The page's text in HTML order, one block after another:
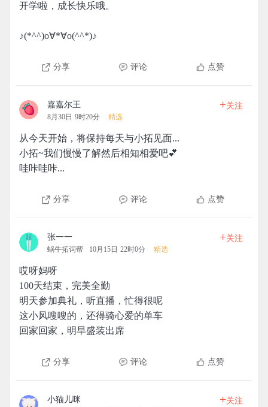
开学啦，成长快乐哦。
♪(*^^)o∀*∀o(^^*)♪
分享 评论 点赞
嘉嘉尔王
8月30日 9时20分 精选
+关注
从今天开始，将保持每天与小拓见面...
小拓~我们慢慢了解然后相知相爱吧💕
哇咔哇咔...
分享 评论 点赞
张一一
蜗牛拓词帮 10月15日 22时0分 精选
+关注
哎呀妈呀
100天结束，完美全勤
明天参加典礼，听直播，忙得很呢
这小风嗖嗖的，还得骑心爱的单车
回家回家，明早盛装出席
分享 评论 点赞
小猫儿咪 +关注